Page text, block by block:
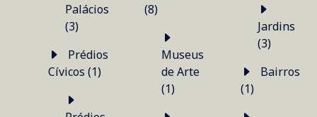
Palácios
(3)
Cívicos (1)
(8)
Museus
de Arte
(1)
Jardins
(3)
(1)